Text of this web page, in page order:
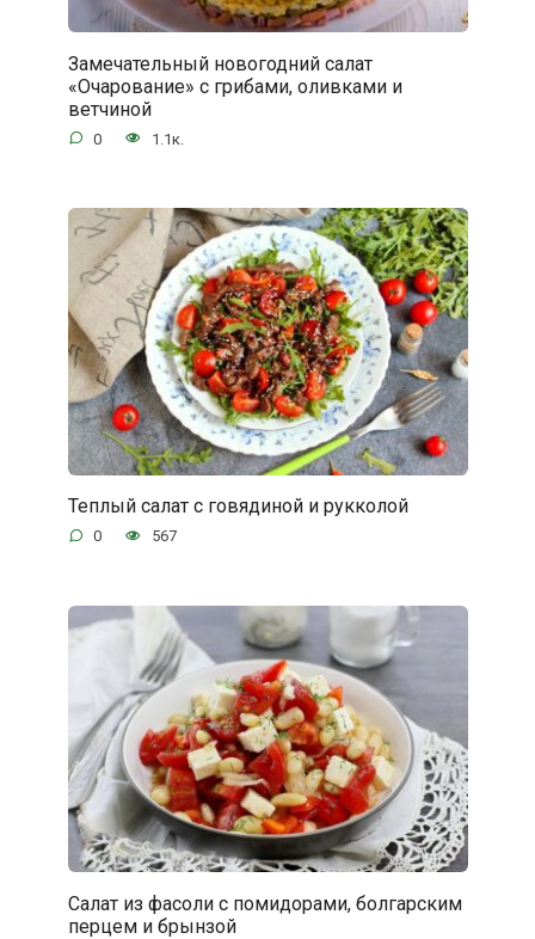
Замечательный новогодний салат
«Очарование» с грибами, оливками и
ветчиной
0 1.1к.
Теплый салат с говядиной и рукколой
0 567
Салат из фасоли с помидорами, болгарским
перцем и брынзой